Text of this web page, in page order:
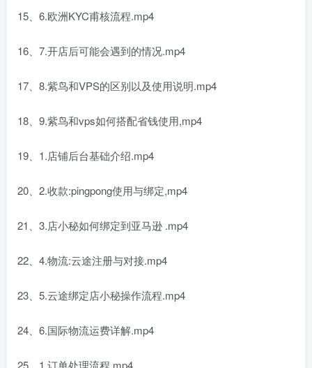
15、6.欧洲KYC甫核流程.mp4
16、7.开店后可能会遇到的情况.mp4
17、8.紫鸟和VPS的区别以及使用说明.mp4
18、9.紫鸟和vps如何搭配省钱使用,mp4
19、1.店铺后台基础介绍.mp4
20、2.收款:pingpong使用与绑定,mp4
21、3.店小秘如何绑定到亚马逊 .mp4
22、4.物流:云途注册与对接.mp4
23、5.云途绑定店小秘操作流程.mp4
24、6.国际物流运费详解.mp4
25、1.订单处理流程.mp4